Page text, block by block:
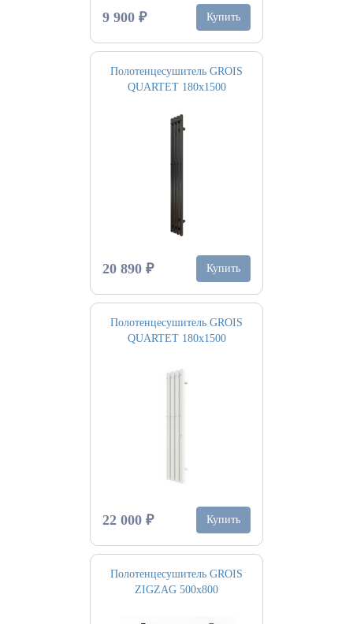
9 900 ₽ Купить
Полотенцесушитель GROIS
QUARTET 180х1500
20 890 ₽ Купить
Полотенцесушитель GROIS
QUARTET 180х1500
22 000 ₽ Купить
Полотенцесушитель GROIS
ZIGZAG 500х800